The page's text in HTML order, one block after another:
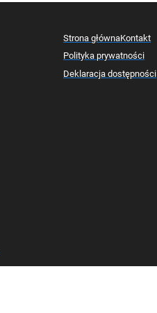
Strona głównaKontakt
Polityka prywatności
Deklaracja dostępności